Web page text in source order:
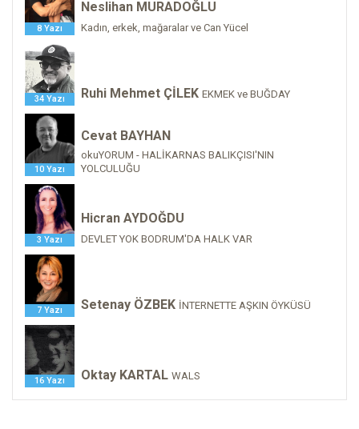
8 Yazı
Neslihan MURADOĞLU
Kadın, erkek, mağaralar ve Can Yücel
34 Yazı Ruhi Mehmet ÇİLEK EKMEK ve BUĞDAY
10 Yazı
Cevat BAYHAN
okuYORUM - HALİKARNAS BALIKÇISI'NIN
YOLCULUĞU
3 Yazı
Hicran AYDOĞDU
DEVLET YOK BODRUM'DA HALK VAR
7 Yazı Setenay ÖZBEK İNTERNETTE AŞKIN ÖYKÜSÜ
16 Yazı Oktay KARTAL WALS